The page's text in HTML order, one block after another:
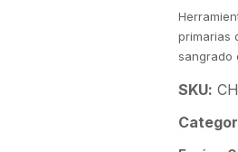
primarias
sangrado
SKU: